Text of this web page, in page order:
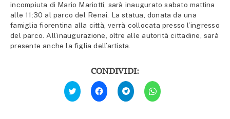
incompiuta di Mario Mariotti, sarà inaugurato sabato mattina
alle 11:30 al parco del Renai. La statua, donata da una
famiglia fiorentina alla città, verrà collocata presso l’ingresso
del parco. All’inaugurazione, oltre alle autorità cittadine, sarà
presente anche la figlia dell’artista.
CONDIVIDI:
Fai
clic
qui
Fai
clic
per
condividere
Fai
clic
per
condividere
Fai
clic
per